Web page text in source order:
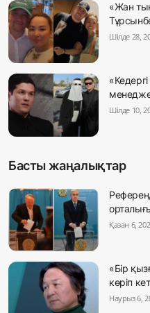
«Жан
Шілде 28,
Шілде 10,
Басты жаңалықтар
Қазан 6,
«Бір
көріп
Наурыз 6,